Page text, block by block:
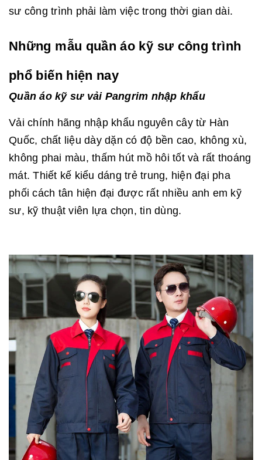
sư công trình phải làm việc trong thời gian dài.
Những mẫu quần áo kỹ sư công trình
phổ biến hiện nay
Quần áo kỹ sư vải Pangrim nhập khẩu
Vải chính hãng nhập khẩu nguyên cây từ Hàn
Quốc, chất liệu dày dặn có độ bền cao, không xù,
không phai màu, thấm hút mồ hôi tốt và rất thoáng
mát. Thiết kế kiểu dáng trẻ trung, hiện đại pha
phối cách tân hiện đại được rất nhiều anh em kỹ
sư, kỹ thuật viên lựa chọn, tin dùng.